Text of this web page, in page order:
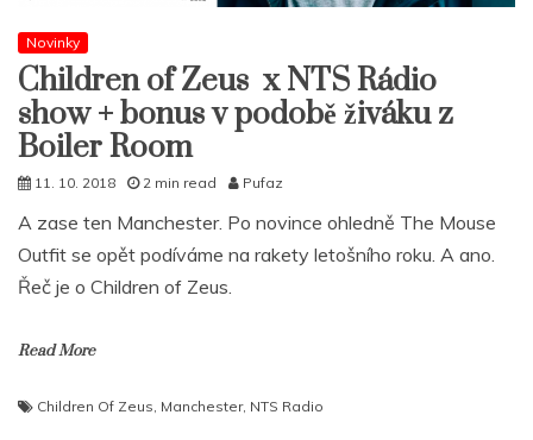
Novinky
Children of Zeus x NTS Rádio
show + bonus v podobě živáku z
Boiler Room
11. 10. 2018 2 min read Pufaz
A zase ten Manchester. Po novince ohledně The Mouse
Outfit se opět podíváme na rakety letošního roku. A ano.
Řeč je o Children of Zeus.
Read More
Children Of Zeus Manchester, NTS Radio